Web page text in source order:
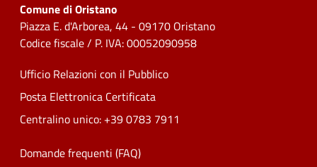
Comune di Oristano
Piazza E. d'Arborea, 44 - 09170 Oristano
Codice fiscale / P. IVA: 00052090958
Ufficio Relazioni con il Pubblico
Posta Elettronica Certificata
Centralino unico: +39 0783 7911
Domande frequenti (FAQ)